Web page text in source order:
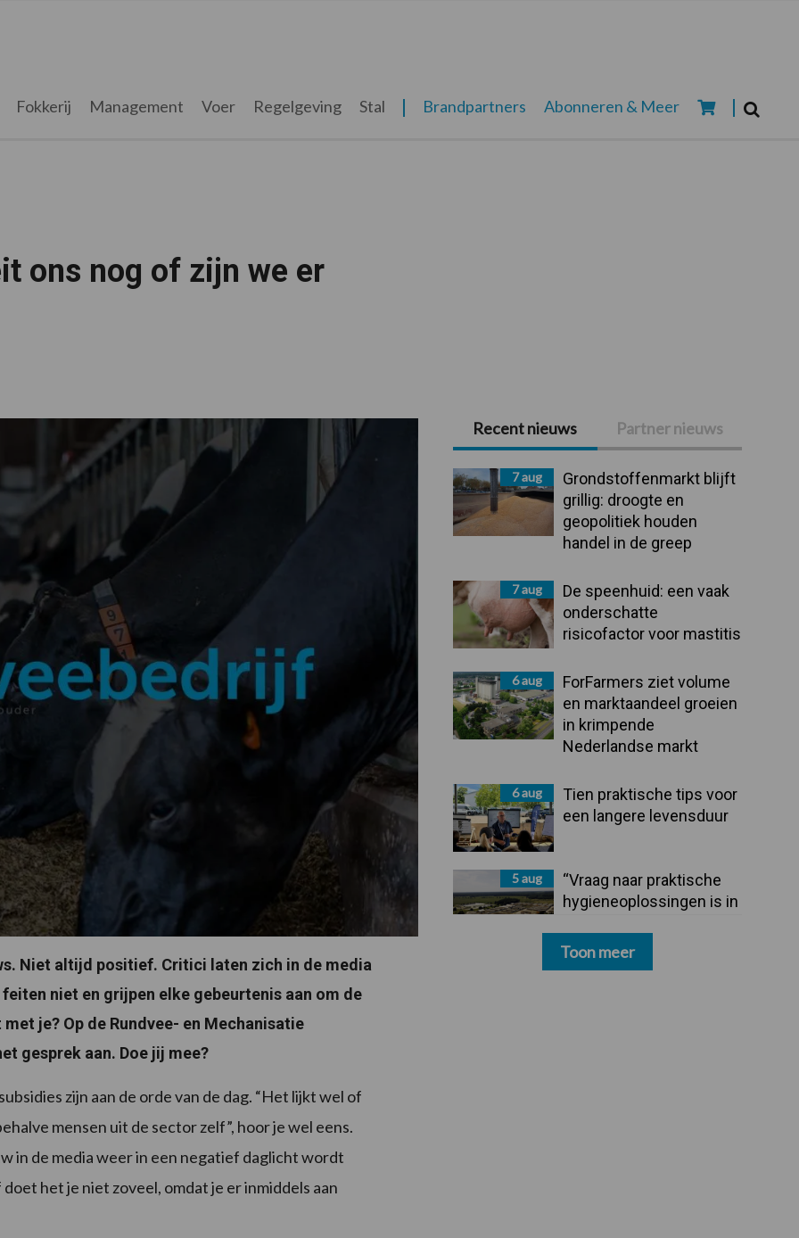
Fokkerij Management Voer Regelgeving Stal Brandpartners Abonneren & Meer
ons nog of zijn we er
Niet altijd positief. Critici laten zich in de media
niet en grijpen elke gebeurtenis aan om de
je? Op de Rundvee- en Mechanisatie
gesprek aan. Doe jij mee?
zijn aan de orde van de dag. “Het lijkt wel of
mensen uit de sector zelf”, hoor je wel eens.
in de media weer in een negatief daglicht wordt
het je niet zoveel, omdat je er inmiddels aan
Primaire
Sidebar
Recent nieuws Partner nieuws
7 aug
Grondstoffenmarkt blijft
grillig: droogte en
geopolitiek houden
handel in de greep
7 aug
De speenhuid: een vaak
onderschatte
risicofactor voor mastitis
6 aug
ForFarmers ziet volume
en marktaandeel groeien
in krimpende
Nederlandse markt
6 aug
Tien praktische tips voor
een langere levensduur
5 aug
“Vraag naar praktische
hygieneoplossingen is in
Toon meer